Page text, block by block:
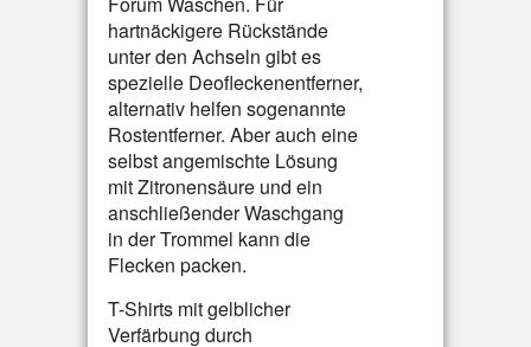
hartnäckigere Rückstände
unter den Achseln gibt es
spezielle Deofleckenentferner,
alternativ helfen sogenannte
Rostentferner. Aber auch eine
selbst angemischte Lösung
mit Zitronensäure und ein
anschließender Waschgang
in der Trommel kann die
Flecken packen.
T-Shirts mit gelblicher
Verfärbung durch